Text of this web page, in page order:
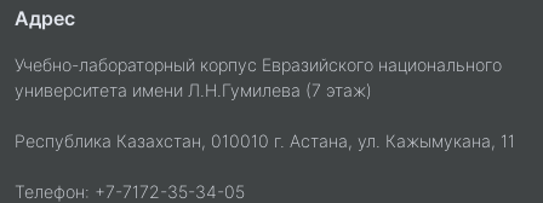
Адрес
Учебно-лабораторный корпус Евразийского национального
университета имени Л.Н.Гумилева (7 этаж)
Республика Казахстан, 010010 г. Астана, ул. Кажымукана, 11
Телефон: +7-7172-35-34-05